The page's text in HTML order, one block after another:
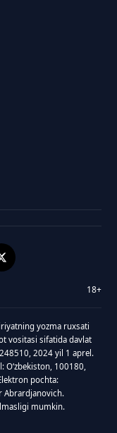
18+
yozma ruxsati
vositasi sifatida davlat
2024 yil 1 aprel.
Oʻzbekiston, 100180,
pochta:
Abrardjanovich.
mumkin.